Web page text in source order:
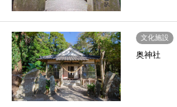
文化施設
奥神社